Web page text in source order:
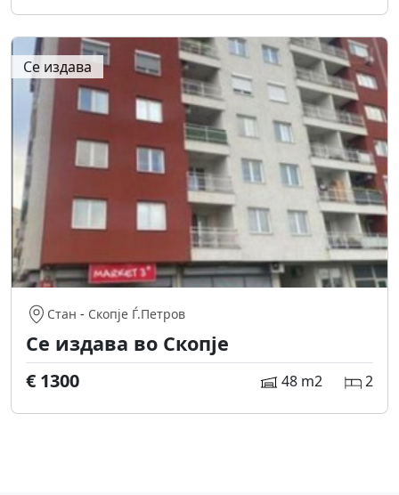
Се издава
Стан - Скопје Ѓ.Петров
Се издава во Скопје
€ 1300 48 m2 2